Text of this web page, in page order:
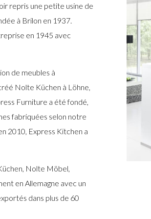
repris une petite usine de
à Brilon en 1937.
en 1945 avec
de meubles à
Nolte Küchen à Löhne,
Furniture a été fondé,
fabriquées selon notre
2010, Express Kitchen a
Nolte Möbel,
en Allemagne avec un
dans plus de 60